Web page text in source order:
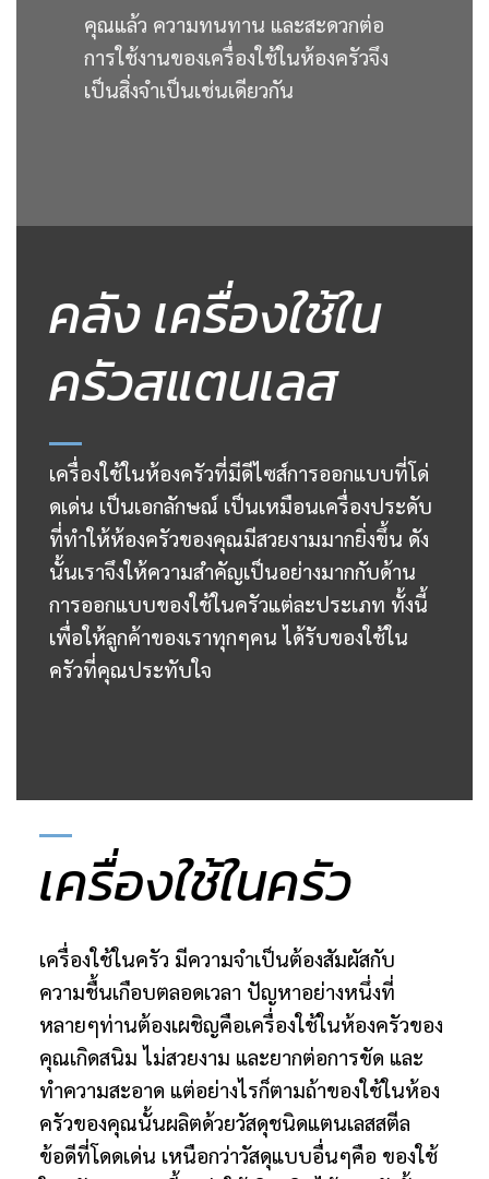
คุณแล้ว ความทนทาน และสะดวกต่อ
การใช้งานของเครื่องใช้ในห้องครัวจึง
เป็นสิ่งจำเป็นเช่นเดียวกัน
คลัง เครื่องใช้ใน
ครัวสแตนเลส
เครื่องใช้ในห้องครัวที่มีดีไซส์การออกแบบที่โด่
ดเด่น เป็นเอกลักษณ์ เป็นเหมือนเครื่องประดับ
ที่ทำให้ห้องครัวของคุณมีสวยงามมากยิ่งขึ้น ดัง
นั้นเราจึงให้ความสำคัญเป็นอย่างมากกับด้าน
การออกแบบของใช้ในครัวแต่ละประเภท ทั้งนี้
เพื่อให้ลูกค้าของเราทุกๆคน ได้รับของใช้ใน
ครัวที่คุณประทับใจ
เครื่องใช้ในครัว
เครื่องใช้ในครัว มีความจำเป็นต้องสัมผัสกับ
ความชื้นเกือบตลอดเวลา ปัญหาอย่างหนึ่งที่
หลายๆท่านต้องเผชิญคือเครื่องใช้ในห้องครัวของ
คุณเกิดสนิม ไม่สวยงาม และยากต่อการขัด และ
ทำความสะอาด แต่อย่างไรก็ตามถ้าของใช้ในห้อง
ครัวของคุณนั้นผลิตด้วยวัสดุชนิดแตนเลสสตีล
ข้อดีที่โดดเด่น เหนือกว่าวัสดุแบบอื่นๆคือ ของใช้